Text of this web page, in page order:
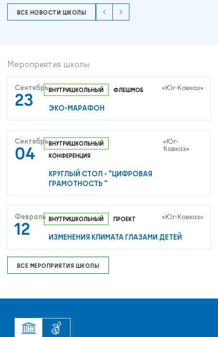
речи, творчества и культурного наследия.
ВСЕ НОВОСТИ ШКОЛЫ
Мероприятия школы
Сентябрь
23 ВНУТРИШКОЛЬНЫЙ ФЛЕШМОБ
«Юг-Кавказ»
ЭКО-МАРАФОН
Сентябрь
04
ВНУТРИШКОЛЬНЫЙ
КОНФЕРЕНЦИЯ
«Юг-
Кавказ»
КРУГЛЫЙ СТОЛ - "ЦИФРОВАЯ
ГРАМОТНОСТЬ "
Февраль
12 ВНУТРИШКОЛЬНЫЙ ПРОЕКТ
«Юг-Кавказ»
ИЗМЕНЕНИЯ КЛИМАТА ГЛАЗАМИ ДЕТЕЙ
ВСЕ МЕРОПРИЯТИЯ ШКОЛЫ